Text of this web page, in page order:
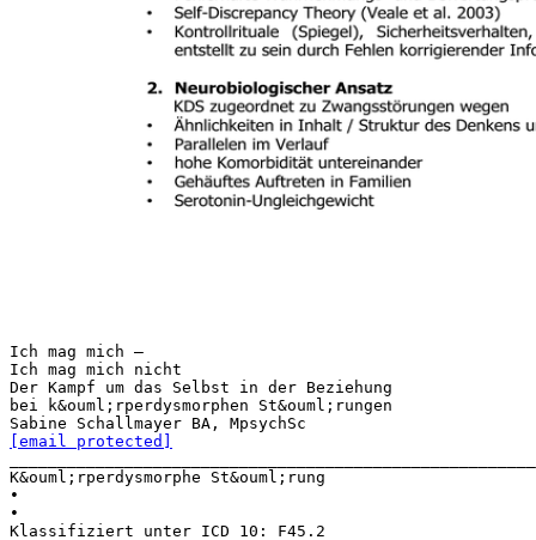
Ich mag mich –
Ich mag mich nicht
Der Kampf um das Selbst in der Beziehung
bei k&ouml;rperdysmorphen St&ouml;rungen
[email protected]
K&ouml;rperdysmorphe St&ouml;rung
•
•
Klassifiziert unter ICD 10: F45.2